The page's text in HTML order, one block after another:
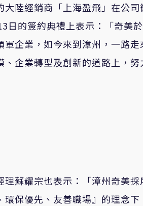
大陸經銷商「上海盈飛」在公
日的簽約典禮上表示：「奇美
軍企業，如今來到漳州，一路
、企業轉型及創新的道路上，
理蘇耀宗也表示：「漳州奇美
環保優先、友善職場』的理念